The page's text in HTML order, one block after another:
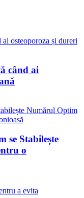
când ai
se Stabilește
o